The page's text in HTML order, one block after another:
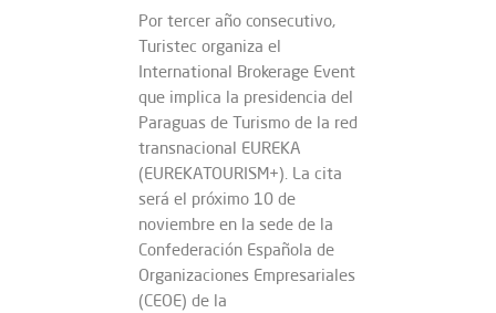
Por tercer año consecutivo,
Turistec organiza el
International Brokerage Event
que implica la presidencia del
Paraguas de Turismo de la red
transnacional EUREKA
(EUREKATOURISM+). La cita
será el próximo 10 de
noviembre en la sede de la
Confederación Española de
Organizaciones Empresariales
(CEOE) de la